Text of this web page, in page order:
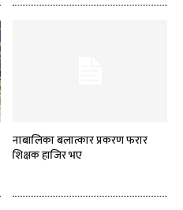
नाबालिका बलात्कार प्रकरण फरार
शिक्षक हाजिर भए